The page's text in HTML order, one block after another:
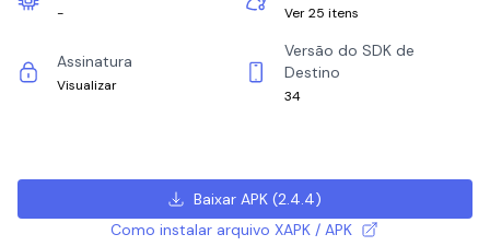
- Ver 25 itens
Assinatura
Visualizar
Versão do SDK de
Destino
34
Baixar APK (2.4.4)
Como instalar arquivo XAPK / APK